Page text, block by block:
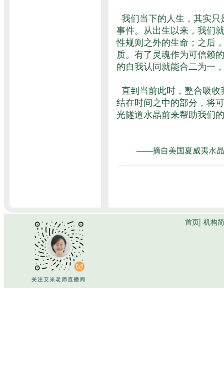
我们当下的人生，其实
事件。从出生以来，我们
性规则之外的生命；之后
质。有了灵魂作为可信赖
的自我认同就能合二为一
直到当前此时，整合吸
结在时间之中的部分，将
光隧道水晶前来帮助我们
——摘自美国夏威夷水晶学